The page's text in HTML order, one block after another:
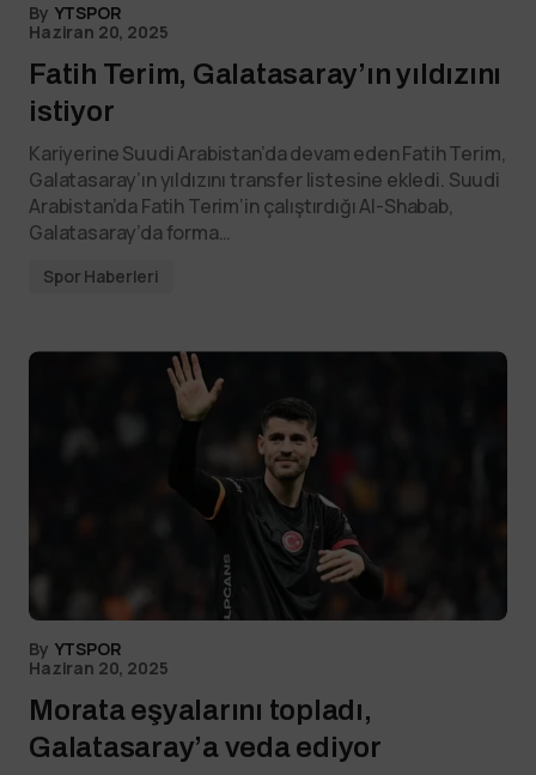
By YTSPOR
Haziran 20, 2025
Fatih Terim, Galatasaray’ın yıldızını
istiyor
Kariyerine Suudi Arabistan’da devam eden Fatih Terim,
Galatasaray’ın yıldızını transfer listesine ekledi. Suudi
Arabistan’da Fatih Terim‘in çalıştırdığı Al-Shabab,
Galatasaray’da forma…
Spor Haberleri
By YTSPOR
Haziran 20, 2025
Morata eşyalarını topladı,
Galatasaray’a veda ediyor